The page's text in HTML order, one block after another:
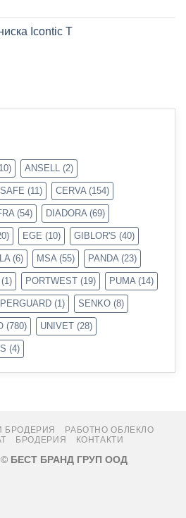
Icontic T
ANSELL (2)
(11) CERVA (154)
(54) DIADORA (69)
EGE (10) GIBLOR'S (40)
(6) MSA (55) PANDA (23)
(1) PORTWEST (19) PUMA (14)
(1) SENKO (8)
(780) UNIVET (28)
(4)
БРОДЕРИЯ
РАБОТНО ОБЛЕКЛО
БРОДЕРИЯ КОНТАКТИ
© БЕСТ БРАНД ГРУП ООД